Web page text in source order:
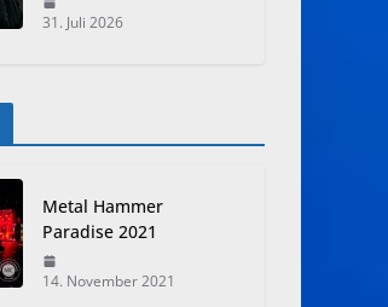
31. Juli 2026
Metal Hammer
Paradise 2021
14. November 2021